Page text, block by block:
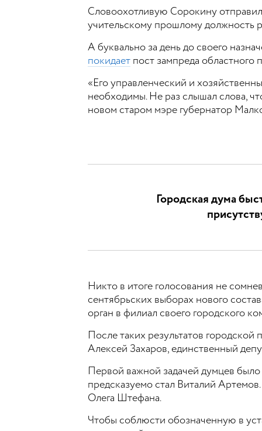
Словоохотливую Сорокину
учительскому прошлому должность
А буквально за день до своего
покидает пост зампреда областного
«Его управленческий и
необходимы. Не раз слышал слова,
новом старом мэре губернатор
Городская дума
Никто в итоге голосования не
сентябрьских выборах нового
орган в филиал своего городского
После таких результатов
Алексей Захаров, единственный
Первой важной задачей думцев
предсказуемо стал Виталий
Олега Штефана.
Чтобы соблюсти обозначенную в